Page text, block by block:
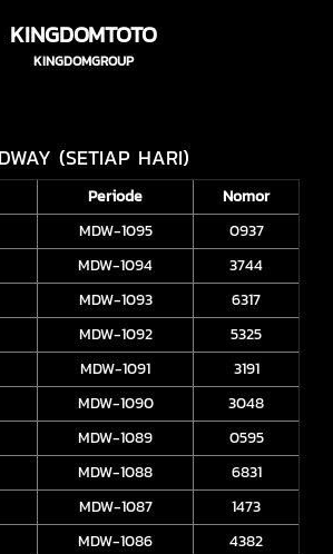
KINGDOMTOTO
KINGDOMGROUP
(SETIAP HARI)
Periode
Nomor
MDW-1095
0937
MDW-1094
3744
MDW-1093
6317
MDW-1092
5325
MDW-1091
3191
MDW-1090
3048
MDW-1089
0595
MDW-1088
6831
MDW-1087
1473
MDW-1086
4382